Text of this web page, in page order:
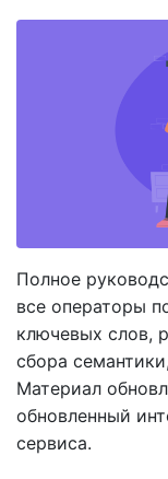
Полное
все операторы
ключевых слов,
сбора
Материал
обновленный
сервиса.